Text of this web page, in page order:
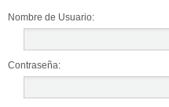
Nombre de Usuario:
Contraseña: